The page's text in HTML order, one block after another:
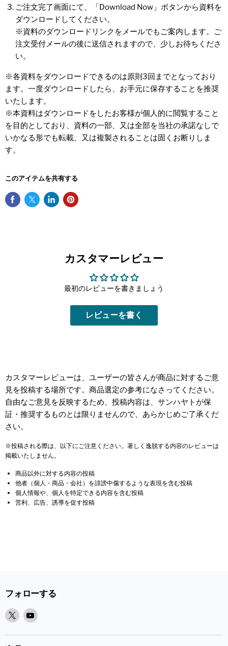
ご注文完了画面にて、「Download Now」ボタンから資料を
ダウンロードしてください。
※資料のダウンロードリンクをメールでもご案内します。ご
注文受付メールの後に送信されますので、少しお待ちくださ
い。
※各資料をダウンロードできるのは原則3回までとなっており
ます。一度ダウンロードしたら、お手元に保存することを推奨
いたします。
※本資料はダウンロードをしたお客様が個人的に閲覧すること
を目的としており、資料の一部、又は全部を当社の承諾なしで
いかなる形でも転載、又は複製されることは固くお断りしま
す。
このアイテムを共有する
カスタマーレビュー
最初のレビューを書きましょう
レビューを書く
カスタマーレビューは、ユーザーの皆さんが商品に対するご意
見を投稿する場所です。商品選定の参考になさってください。
自由なご意見を反映するため、投稿内容は、サンハヤトが保
証・推奨するものとは限りませんので、あらかじめご了承くだ
さい。
※投稿される際は、以下にご注意ください。著しく逸脱する内容のレビューは
掲載いたしません。
商品以外に対する内容の投稿
他者（個人・商品・会社）を誹謗中傷するような表現を含む投稿
個人情報や、個人を特定できる内容を含む投稿
営利、広告、誘導を促す投稿
フォローする
X
見
Youtube
見